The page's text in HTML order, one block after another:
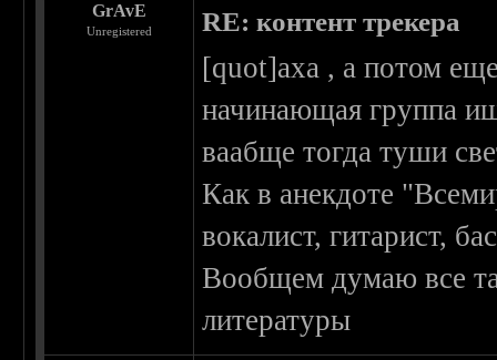
GrAvE
Unregistered RE: контент трекера
[quot]аха , а потом
начинающая группа
ваабще тогда туши
Как в анекдоте
вокалист, гитарист,
Вообщем думаю все
литературы